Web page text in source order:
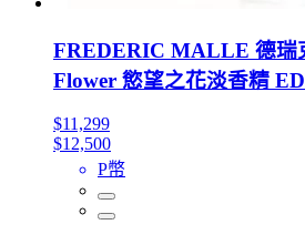
FREDERIC MALLE 德瑞
Flower 慾望之花淡香精
$11,299
$12,500
P幣